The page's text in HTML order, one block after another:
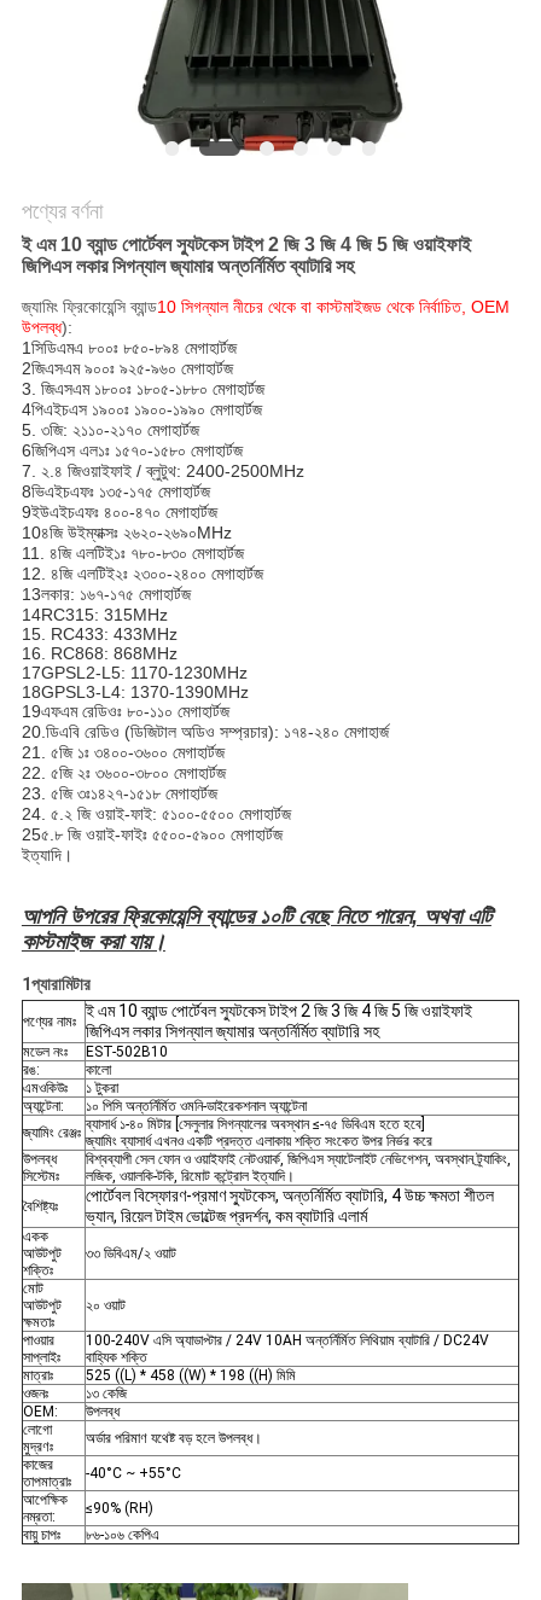
POLICY
পণ্যের বর্ণনা
ই এম 10 ব্যান্ড পোর্টেবল স্যুটকেস টাইপ 2 জি 3 জি 4 জি 5 জি ওয়াইফাই
জিপিএস লকার সিগন্যাল জ্যামার অন্তর্নির্মিত ব্যাটারি সহ
জ্যামিং ফ্রিকোয়েন্সি ব্যান্ড10 সিগন্যাল নীচের থেকে বা কাস্টমাইজড থেকে নির্বাচিত, OEM
উপলব্ধ):
1সিডিএমএ ৮০০ঃ ৮৫০-৮৯৪ মেগাহার্টজ
2জিএসএম ৯০০ঃ ৯২৫-৯৬০ মেগাহার্টজ
3. জিএসএম ১৮০০ঃ ১৮০৫-১৮৮০ মেগাহার্টজ
4পিএইচএস ১৯০০ঃ ১৯০০-১৯৯০ মেগাহার্টজ
5. ৩জি: ২১১০-২১৭০ মেগাহার্টজ
6জিপিএস এল১ঃ ১৫৭০-১৫৮০ মেগাহার্টজ
7. ২.৪ জিওয়াইফাই / ব্লুটুথ: 2400-2500MHz
8ভিএইচএফঃ ১৩৫-১৭৫ মেগাহার্টজ
9ইউএইচএফঃ ৪০০-৪৭০ মেগাহার্টজ
10৪জি উইম্যাক্সঃ ২৬২০-২৬৯০MHz
11. ৪জি এলটিই১ঃ ৭৮০-৮৩০ মেগাহার্টজ
12. ৪জি এলটিই২ঃ ২৩০০-২৪০০ মেগাহার্টজ
13লকার: ১৬৭-১৭৫ মেগাহার্টজ
14RC315: 315MHz
15. RC433: 433MHz
16. RC868: 868MHz
17GPSL2-L5: 1170-1230MHz
18GPSL3-L4: 1370-1390MHz
19এফএম রেডিওঃ ৮০-১১০ মেগাহার্টজ
20.ডিএবি রেডিও (ডিজিটাল অডিও সম্প্রচার): ১৭৪-২৪০ মেগাহার্জ
21. ৫জি ১ঃ ৩৪০০-৩৬০০ মেগাহার্টজ
22. ৫জি ২ঃ ৩৬০০-৩৮০০ মেগাহার্টজ
23. ৫জি ৩ঃ১৪২৭-১৫১৮ মেগাহার্টজ
24. ৫.২ জি ওয়াই-ফাই: ৫১০০-৫৫০০ মেগাহার্টজ
25৫.৮ জি ওয়াই-ফাইঃ ৫৫০০-৫৯০০ মেগাহার্টজ
ইত্যাদি।
আপনি উপরের ফ্রিকোয়েন্সি ব্যান্ডের ১০টি বেছে নিতে পারেন, অথবা এটি
কাস্টমাইজ করা যায়।
1প্যারামিটার
পণ্যের নামঃ
ই এম 10 ব্যান্ড পোর্টেবল স্যুটকেস টাইপ 2 জি 3 জি 4 জি 5 জি ওয়াইফাই
জিপিএস লকার সিগন্যাল জ্যামার অন্তর্নির্মিত ব্যাটারি সহ
মডেল নংঃ
EST-502B10
রঙ:
কালো
এমওকিউঃ
১ টুকরা
অ্যান্টেনা:
১০ পিসি অন্তর্নির্মিত ওমনি-ডাইরেকশনাল অ্যান্টেনা
জ্যামিং রেঞ্জঃ ব্যাসার্ধ ১-৪০ মিটার [সেলুলার সিগন্যালের অবস্থান ≤-৭৫ ডিবিএম হতে হবে]
জ্যামিং ব্যাসার্ধ এখনও একটি প্রদত্ত এলাকায় শক্তি সংকেত উপর নির্ভর করে
উপলব্ধ
সিস্টেমঃ
বিশ্বব্যাপী সেল ফোন ও ওয়াইফাই নেটওয়ার্ক, জিপিএস স্যাটেলাইট নেভিগেশন, অবস্থান ট্র্যাকিং,
লজিক, ওয়ালকি-টকি, রিমোট কন্ট্রোল ইত্যাদি।
বৈশিষ্ট্যঃ
পোর্টেবল বিস্ফোরণ-প্রমাণ স্যুটকেস, অন্তর্নির্মিত ব্যাটারি, 4 উচ্চ ক্ষমতা শীতল
ভ্যান, রিয়েল টাইম ভোল্টেজ প্রদর্শন, কম ব্যাটারি এলার্ম
একক
আউটপুট
শক্তিঃ
৩৩ ডিবিএম/২ ওয়াট
মোট
আউটপুট
ক্ষমতাঃ
২০ ওয়াট
পাওয়ার
সাপ্লাইঃ
100-240V এসি অ্যাডাপ্টার / 24V 10AH অন্তর্নির্মিত লিথিয়াম ব্যাটারি / DC24V
বাহ্যিক শক্তি
মাত্রাঃ
525 ((L) * 458 ((W) * 198 ((H) মিমি
ওজনঃ
১৩ কেজি
OEM:
উপলব্ধ
লোগো
মুদ্রণঃ
অর্ডার পরিমাণ যথেষ্ট বড় হলে উপলব্ধ।
কাজের
তাপমাত্রাঃ
-40°C ~ +55°C
আপেক্ষিক
নম্রতা:
≤90% (RH)
বায়ু চাপঃ
৮৬-১০৬ কেপিএ